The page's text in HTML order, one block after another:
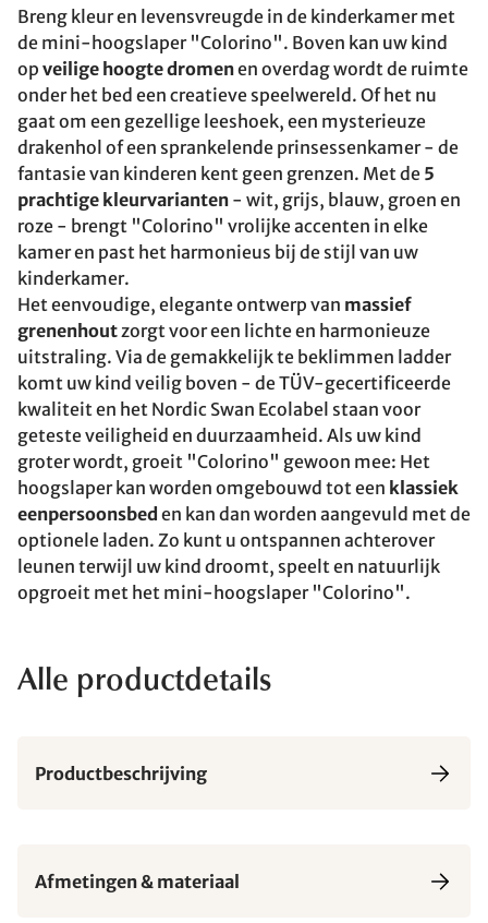
Breng kleur en levensvreugde in de kinderkamer met
de mini-hoogslaper "Colorino". Boven kan uw kind
op veilige hoogte dromenen overdag wordt de ruimte
onder het bed een creatieve speelwereld. Of het nu
gaat om een gezellige leeshoek, een mysterieuze
drakenhol of een sprankelende prinsessenkamer - de
fantasie van kinderen kent geen grenzen. Met de 5
prachtige kleurvarianten - wit, grijs, blauw, groen en
roze - brengt "Colorino" vrolijke accenten in elke
kamer en past het harmonieus bij de stijl van uw
kinderkamer.
Het eenvoudige, elegante ontwerp van massief
grenenhoutzorgt voor een lichte en harmonieuze
uitstraling. Via de gemakkelijk te beklimmen ladder
komt uw kind veilig boven - de TÜV-gecertificeerde
kwaliteit en het Nordic Swan Ecolabel staan voor
geteste veiligheid en duurzaamheid. Als uw kind
groter wordt, groeit "Colorino" gewoon mee: Het
hoogslaper kan worden omgebouwd tot een klassiek
eenpersoonsbed en kan dan worden aangevuld met de
optionele laden. Zo kunt u ontspannen achterover
leunen terwijl uw kind droomt, speelt en natuurlijk
opgroeit met het mini-hoogslaper "Colorino".
Alle productdetails
Productbeschrijving
Afmetingen & materiaal